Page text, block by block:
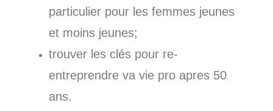
particulier pour les femmes jeunes
et moins jeunes;
trouver les clés pour re-
entreprendre va vie pro apres 50
ans.